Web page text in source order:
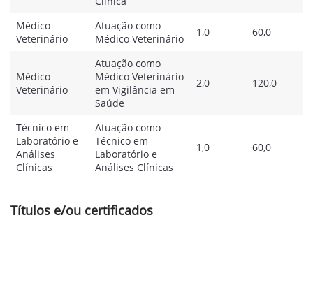
Médico
Veterinário
Atuação como
Médico Veterinário
1,0 60,0
Médico
Veterinário
Atuação como
Médico Veterinário
em Vigilância em
Saúde
2,0 120,0
Técnico em
Laboratório e
Análises
Clínicas
Atuação como
Técnico em
Laboratório e
Análises Clínicas
1,0 60,0
Títulos e/ou certificados